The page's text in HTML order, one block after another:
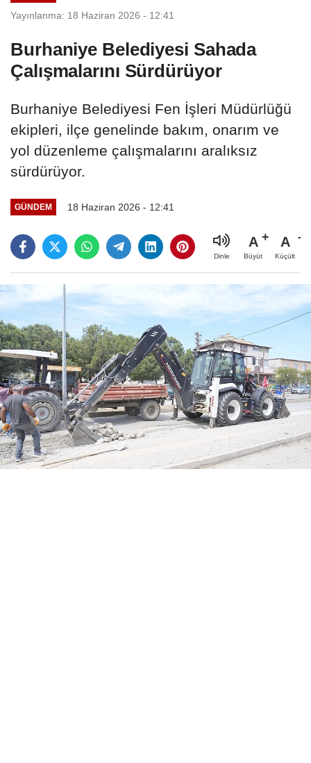
Yayınlanma: 18 Haziran 2026 - 12:41
Burhaniye Belediyesi Sahada
Çalışmalarını Sürdürüyor
Burhaniye Belediyesi Fen İşleri Müdürlüğü
ekipleri, ilçe genelinde bakım, onarım ve
yol düzenleme çalışmalarını aralıksız
sürdürüyor.
GÜNDEM 18 Haziran 2026 - 12:41
Dinle
A
Büyüt
A
Küçült